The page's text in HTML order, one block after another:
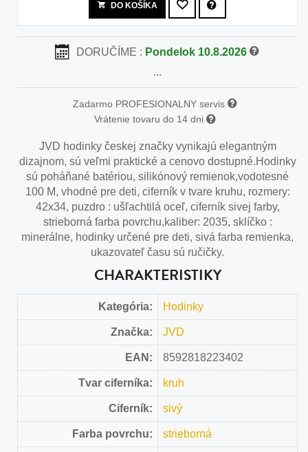
DO KOŠÍKA
DORUČÍME : Pondelok 10.8.2026
...
Zadarmo PROFESIONALNY servis
Vrátenie tovaru do 14 dni
JVD hodinky českej značky vynikajú elegantným
dizajnom, sú veľmi praktické a cenovo dostupné.Hodinky
sú poháňané batériou, silikónový remienok,vodotesné
100 M, vhodné pre deti, ciferník v tvare kruhu, rozmery:
42x34, puzdro : ušľachtilá oceľ, ciferník sivej farby,
strieborná farba povrchu,kaliber: 2035, sklíčko :
minerálne, hodinky určené pre deti, sivá farba remienka,
ukazovateľ času sú ručičky.
CHARAKTERISTIKY
Kategória: Hodinky
Značka: JVD
EAN: 8592818223402
Tvar ciferníka: kruh
Ciferník: sivý
Farba povrchu: strieborná